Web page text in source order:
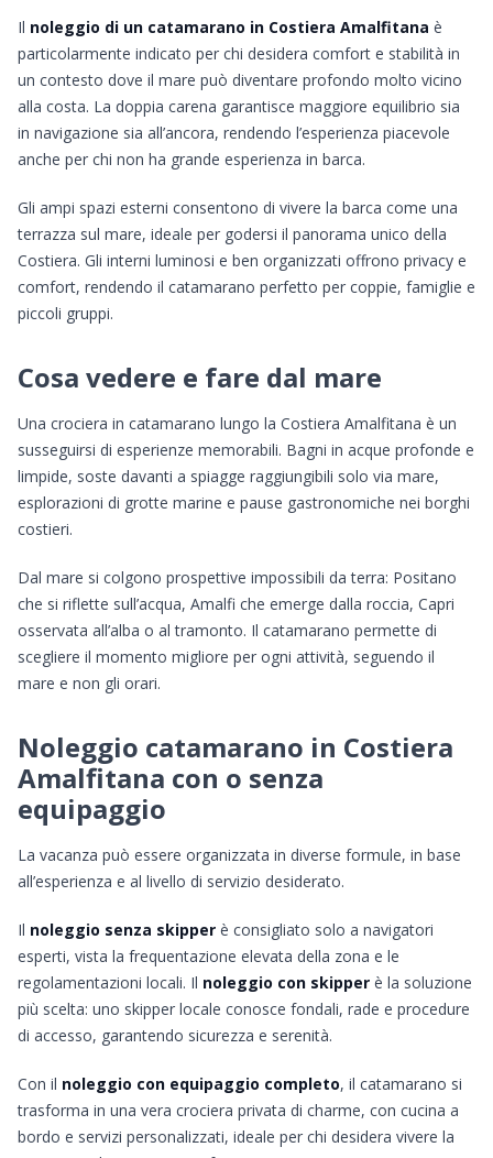
Il noleggio di un catamarano in Costiera Amalfitana è
particolarmente indicato per chi desidera comfort e stabilità in
un contesto dove il mare può diventare profondo molto vicino
alla costa. La doppia carena garantisce maggiore equilibrio sia
in navigazione sia all’ancora, rendendo l’esperienza piacevole
anche per chi non ha grande esperienza in barca.
Gli ampi spazi esterni consentono di vivere la barca come una
terrazza sul mare, ideale per godersi il panorama unico della
Costiera. Gli interni luminosi e ben organizzati offrono privacy e
comfort, rendendo il catamarano perfetto per coppie, famiglie e
piccoli gruppi.
Cosa vedere e fare dal mare
Una crociera in catamarano lungo la Costiera Amalfitana è un
susseguirsi di esperienze memorabili. Bagni in acque profonde e
limpide, soste davanti a spiagge raggiungibili solo via mare,
esplorazioni di grotte marine e pause gastronomiche nei borghi
costieri.
Dal mare si colgono prospettive impossibili da terra: Positano
che si riflette sull’acqua, Amalfi che emerge dalla roccia, Capri
osservata all’alba o al tramonto. Il catamarano permette di
scegliere il momento migliore per ogni attività, seguendo il
mare e non gli orari.
Noleggio catamarano in Costiera
Amalfitana con o senza
equipaggio
La vacanza può essere organizzata in diverse formule, in base
all’esperienza e al livello di servizio desiderato.
Il noleggio senza skipper è consigliato solo a navigatori
esperti, vista la frequentazione elevata della zona e le
regolamentazioni locali. Il noleggio con skipper è la soluzione
più scelta: uno skipper locale conosce fondali, rade e procedure
di accesso, garantendo sicurezza e serenità.
Con il noleggio con equipaggio completo, il catamarano si
trasforma in una vera crociera privata di charme, con cucina a
bordo e servizi personalizzati, ideale per chi desidera vivere la